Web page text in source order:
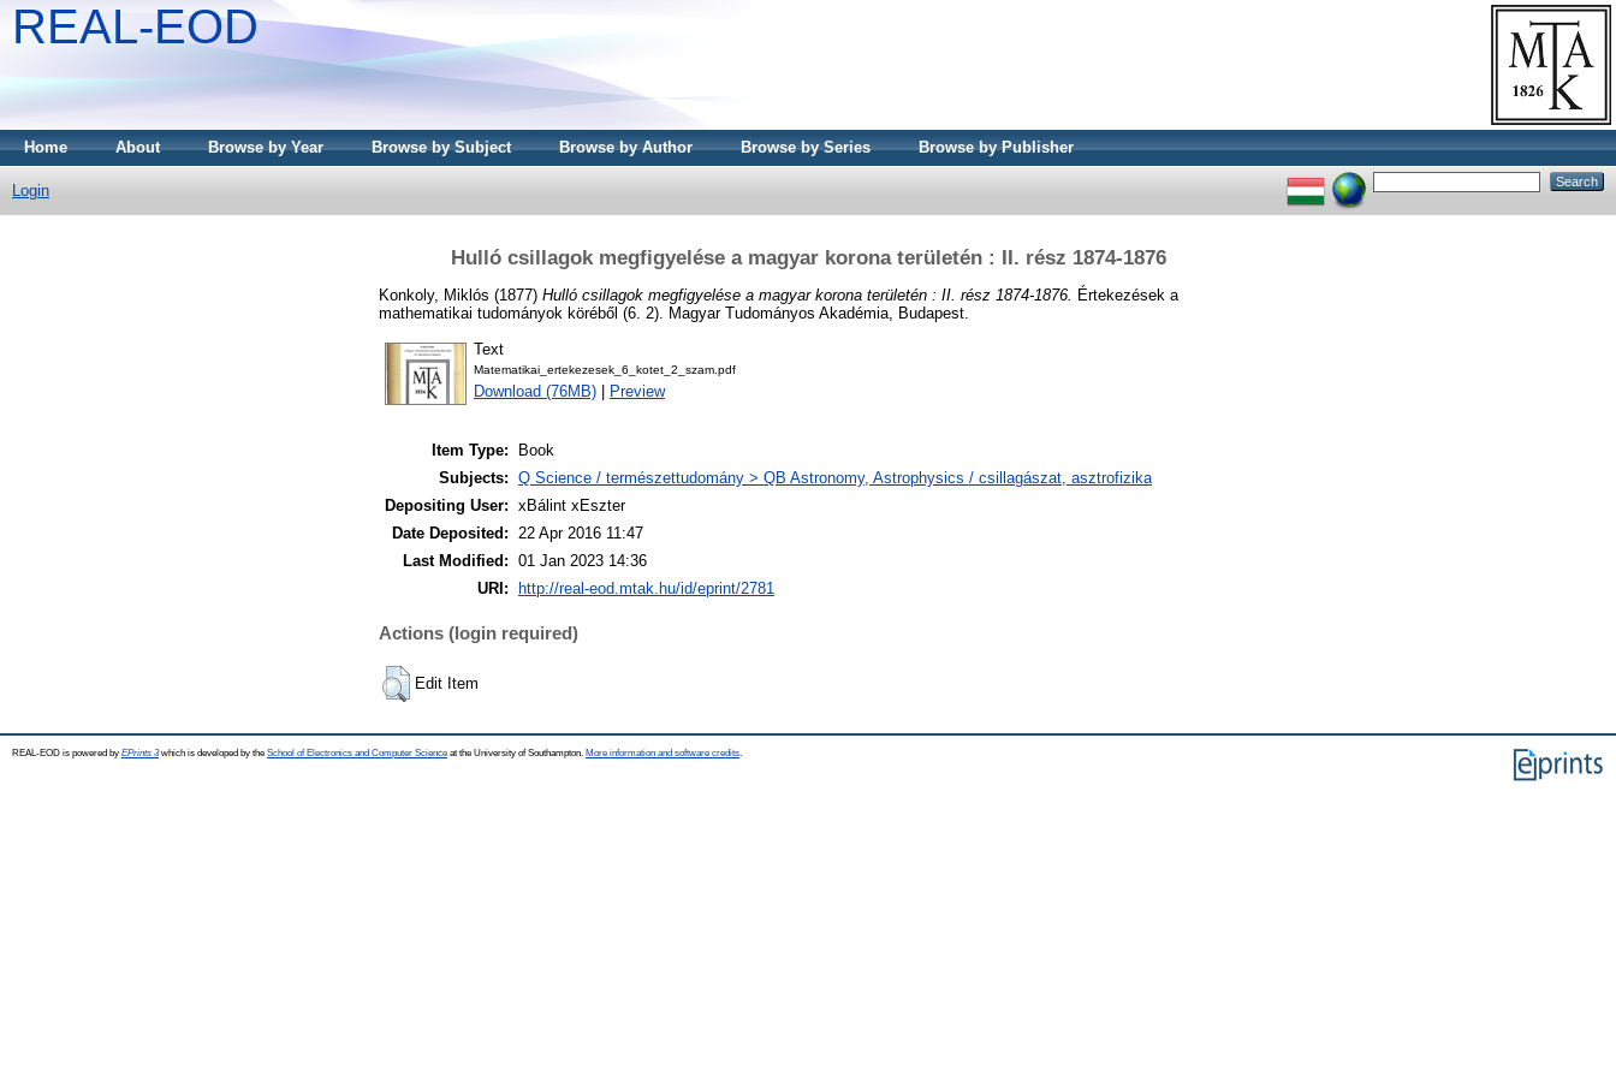
REAL-EOD
Home About Browse by Year Browse by Subject Browse by Author Browse by Series Browse by Publisher
Login
Hulló csillagok megfigyelése a magyar korona területén : II. rész 1874-1876
Konkoly, Miklós (1877) Hulló csillagok megfigyelése a magyar korona területén : II. rész 1874-1876. Értekezések a
mathematikai tudományok köréből (6. 2). Magyar Tudományos Akadémia, Budapest.
Text
Matematikai_ertekezesek_6_kotet_2_szam.pdf
Download (76MB) Preview
Item Type:
Book
Subjects: Q Science / természettudomány > QB Astronomy, Astrophysics / csillagászat, asztrofizika
Depositing User: xBálint xEszter
Date Deposited: 22 Apr 2016 11:47
Last Modified: 01 Jan 2023 14:36
URI:
http://real-eod.mtak.hu/id/eprint/2781
Actions (login required)
Edit Item
REAL-EOD is powered by EPrints 3which is developed by the School of Electronics and Computer Science at the University of Southampton. More information and software credits